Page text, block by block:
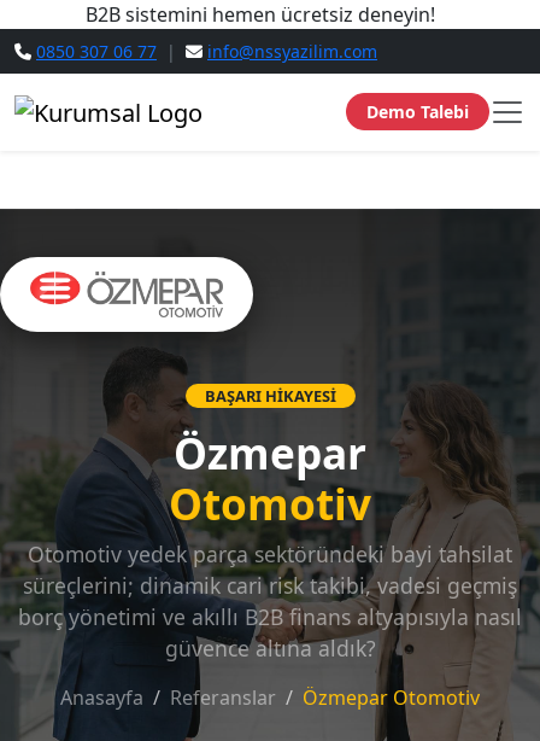
B2B sistemini hemen ücretsiz deneyin!
0850 307 06 77 | info@nssyazilim.com
Demo Talebi
BAŞARI HİKAYESİ
Özmepar
Otomotiv
Otomotiv yedek parça sektöründeki bayi tahsilat
süreçlerini; dinamik cari risk takibi, vadesi geçmiş
borç yönetimi ve akıllı B2B finans altyapısıyla nasıl
güvence altına aldık?
Anasayfa Referanslar Özmepar Otomotiv